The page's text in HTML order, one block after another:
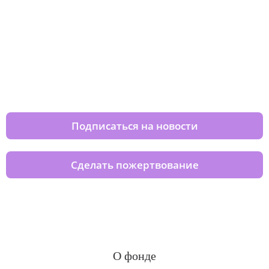
Подписаться на новости
Сделать пожертвование
О фонде